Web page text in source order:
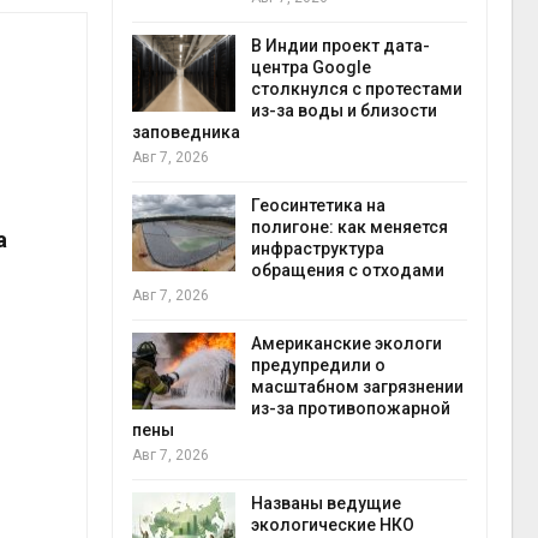
Волги и
В Индии проект дата-
центра Google
столкнулся с протестами
из-за воды и близости
заповедника
Авг 7, 2026
Геосинтетика на
полигоне: как меняется
инфраструктура
обращения с отходами
Авг 7, 2026
Американские экологи
предупредили о
масштабном загрязнении
из-за противопожарной
пены
Авг 7, 2026
Названы ведущие
экологические НКО